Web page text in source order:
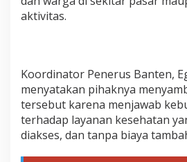
aktivitas.
Koordinator Penerus Banten,
menyatakan pihaknya
tersebut karena menjawab
terhadap layanan kesehatan
diakses, dan tanpa biaya